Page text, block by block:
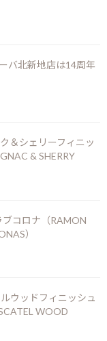
グが閉鎖の危機の
成させ出来上がった
所として栄えたアー
況のあおりを受けて
ず90年代に入って
。そんな中1997年
バ北新地店は14周年
＆シェリーフィニッ
& SHERRY
コロナ（RAMON
）
ウッドフィニッシュ
WOOD